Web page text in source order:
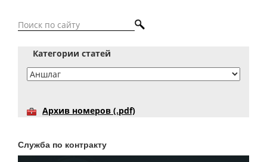
Категории статей
Архив номеров (.pdf)
Служба по контракту